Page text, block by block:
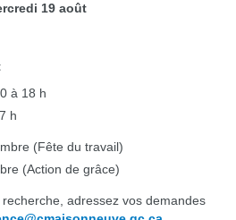
19 août
à 18 h
h
(Fête du travail)
(Action de grâce)
recherche, adressez vos demandes